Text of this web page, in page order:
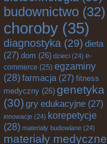
budownictwo (32)
choroby (35)
diagnostyka (29) dieta
(27) dom (26) dzieci (24) e-
commerce (25) egzaminy
(28)farmacja (27) fitness
medyczny (26) genetyka
(30) gry edukacyjne (27)
innowacje (24) korepetycje
(28) materiały budowlane (24)
materiały medyczne